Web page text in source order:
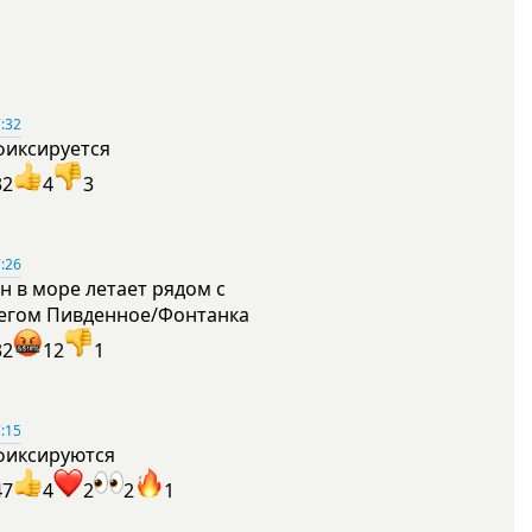
4 3
в море летает рядом с
Пивденное/Фонтанка
12 1
4 2 2 1